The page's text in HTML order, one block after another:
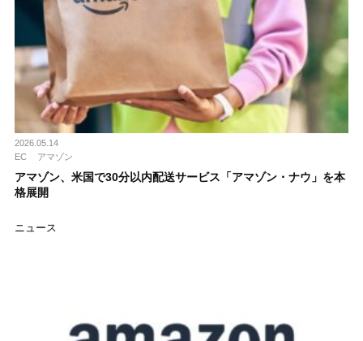
2026.05.14
EC
アマゾン
アマゾン、米国で30分以内配送サービス「アマゾン・ナウ」を本
格展開
ニュース